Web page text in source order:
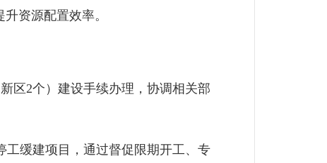
资源配置效率。
区2个）建设手续办理，协调相关部
缓建项目，通过督促限期开工、专